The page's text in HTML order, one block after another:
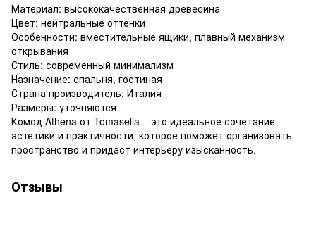
Материал: высококачественная древесина
Цвет: нейтральные оттенки
Особенности: вместительные ящики, плавный механизм
открывания
Стиль: современный минимализм
Назначение: спальня, гостиная
Страна производитель: Италия
Размеры: уточняются
Комод Athena от Tomasella – это идеальное сочетание
эстетики и практичности, которое поможет организовать
пространство и придаст интерьеру изысканность.
Отзывы